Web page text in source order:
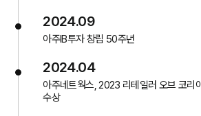
2024.09
아주IB투자 창립 50주년
2024.04
아주네트웍스, 2023 리테일러 오브 코리
수상